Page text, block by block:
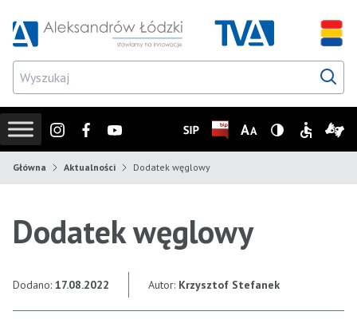
Główna Aktualności Dodatek węglowy
Dodatek węglowy
Dodano: 17.08.2022 Autor: Krzysztof Stefanek